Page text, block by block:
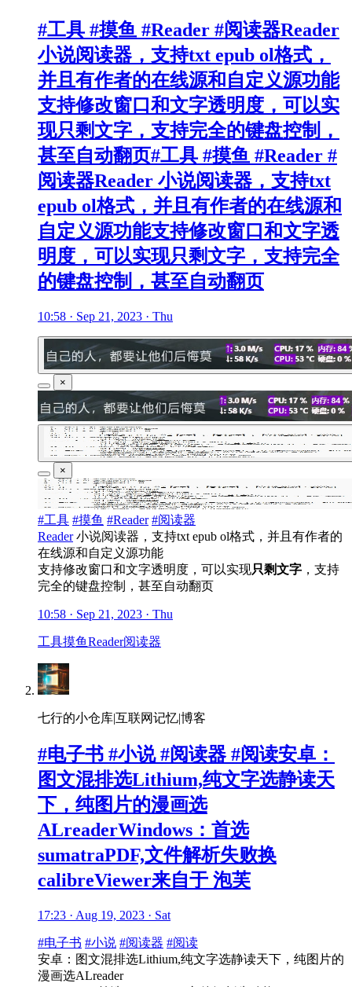
#工具 #摸鱼 #Reader #阅读器Reader
小说阅读器，支持txt epub ol格式，
并且有作者的在线源和自定义源功能
支持修改窗口和文字透明度，可以实
现只剩文字，支持完全的键盘控制，
甚至自动翻页#工具 #摸鱼 #Reader #
阅读器Reader 小说阅读器，支持txt
epub ol格式，并且有作者的在线源和
自定义源功能支持修改窗口和文字透
明度，可以实现只剩文字，支持完全
的键盘控制，甚至自动翻页
10:58 · Sep 21, 2023 · Thu
×
×
#工具 #摸鱼 #Reader #阅读器
Reader小说阅读器，支持txt epub ol格式，并且有作者的
在线源和自定义源功能
支持修改窗口和文字透明度，可以实现只剩文字 ，支持
完全的键盘控制，甚至自动翻页
10:58 · Sep 21, 2023 · Thu
工具摸鱼Reader阅读器
七行的小仓库|互联网记忆|博客
#电子书 #小说 #阅读器 #阅读安卓：
图文混排选Lithium,纯文字选静读天
下，纯图片的漫画选
ALreaderWindows：首选
sumatraPDF,文件解析失败换
calibreViewer来自于 泡芙
17:23 · Aug 19, 2023 · Sat
#电子书 #小说 #阅读器 #阅读
安卓：图文混排选Lithium,纯文字选静读天下，纯图片的
漫画选ALreader